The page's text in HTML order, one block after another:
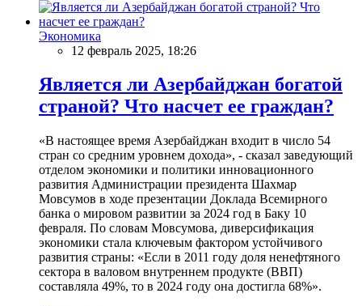
Экономика
12 февраль 2025, 18:26
Является ли Азербайджан богатой
страной? Что насчет ее граждан?
«В настоящее время Азербайджан входит в число 54
стран со средним уровнем дохода», - сказал заведующий
отделом экономики и политики инновационного
развития Администрации президента Шахмар
Мовсумов в ходе презентации Доклада Всемирного
банка о мировом развитии за 2024 год в Баку 10
февраля. По словам Мовсумова, диверсификация
экономики стала ключевым фактором устойчивого
развития страны: «Если в 2011 году доля ненефтяного
сектора в валовом внутреннем продукте (ВВП)
составляла 49%, то в 2024 году она достигла 68%».